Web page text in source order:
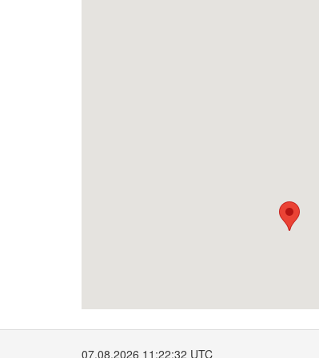
07.08.2026 11:22:32 UTC